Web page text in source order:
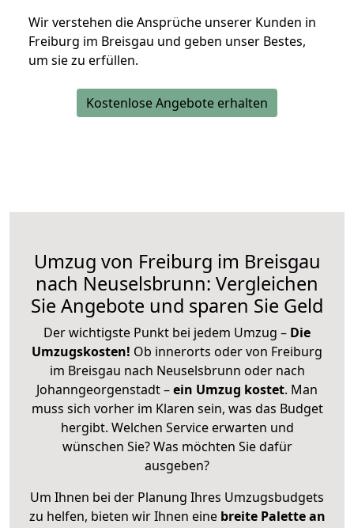
Wir verstehen die Ansprüche unserer Kunden in
Freiburg im Breisgau und geben unser Bestes,
um sie zu erfüllen.
Kostenlose Angebote erhalten
Umzug von Freiburg im Breisgau
nach Neuselsbrunn: Vergleichen
Sie Angebote und sparen Sie Geld
Der wichtigste Punkt bei jedem Umzug – Die
Umzugskosten! Ob innerorts oder von Freiburg
im Breisgau nach Neuselsbrunn oder nach
Johanngeorgenstadt –ein Umzug kostet. Man
muss sich vorher im Klaren sein, was das Budget
hergibt. Welchen Service erwarten und
wünschen Sie? Was möchten Sie dafür
ausgeben?
Um Ihnen bei der Planung Ihres Umzugsbudgets
zu helfen, bieten wir Ihnen eine breite Palette an